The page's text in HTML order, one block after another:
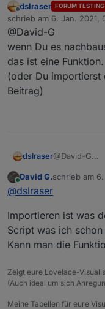
Hallo,
danke für
Baue Sie
Aber
Baustein zu
Kann mir
Offline
dslraser FORUM TESTING
schrieb am 6. Jan. 2021,
zuletzt editiert von
@David-G
wenn Du es
das ist eine Funktion.
(oder Du importierst
Beitrag)
dslraser@David-G
das ist eine
Online
David G.schrieb am
zuletzt
@dslraser
Importieren ist was
Script was ich
Kann man die
Zeigt eure Lovelace-
(Auch ideal um sich
Meine Tabellen für eure